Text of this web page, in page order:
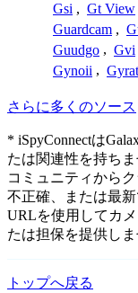
Gsi , Gt View
Guardcam ,
Guudgo , Gvi
Gynoii ,
さらに多くのソース
* iSpyConnectは
たは関連性を持ち
コミュニティから
不正確、または最
URLを使用してカ
たは担保を提供しま
トップへ戻る